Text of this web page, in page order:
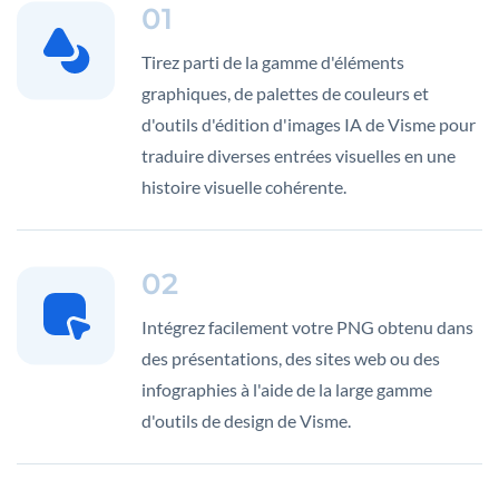
01
Tirez parti de la gamme d'éléments
graphiques, de palettes de couleurs et
d'outils d'édition d'images IA de Visme pour
traduire diverses entrées visuelles en une
histoire visuelle cohérente.
02
Intégrez facilement votre PNG obtenu dans
des présentations, des sites web ou des
infographies à l'aide de la large gamme
d'outils de design de Visme.